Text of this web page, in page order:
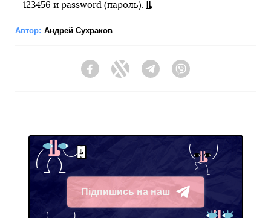
123456 и password (пароль).
Автор: Андрей Сухраков
FacebookTwitter Telegram
Підпишись на наш
Telegram